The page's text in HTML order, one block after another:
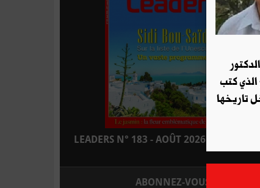
LEADERS N° 183 - AOÛT 2026 : EN
ABONNEZ-VOUS
الذي كتب
تاريخها